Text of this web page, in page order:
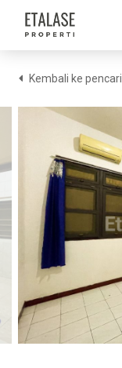
Kembali ke